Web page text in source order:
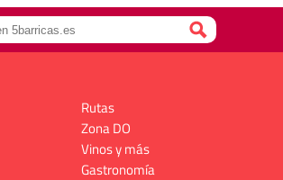
Rutas
Zona DO
Vinos y más
Gastronomía